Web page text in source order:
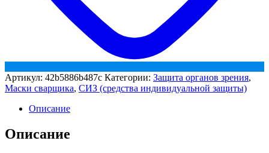
Артикул: 42b5886b487c Категории: Защита органов зрения,
Маски сварщика, СИЗ (средства индивидуальной защиты)
Описание
Описание